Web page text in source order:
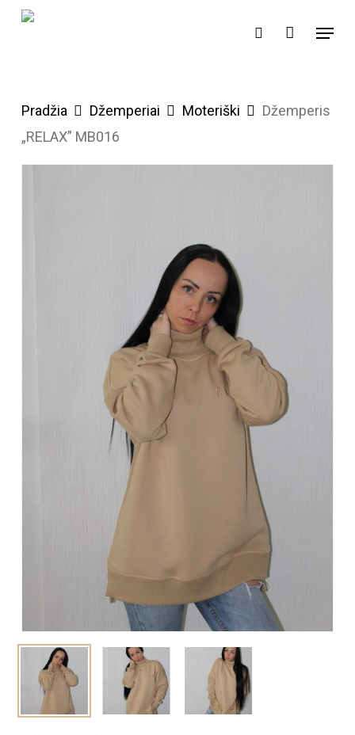
Skip
search
Menu
Pradžia Džemperiai Moteriški
Džemperis
„RELAX” MB016